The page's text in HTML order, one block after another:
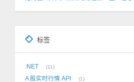
标签
.NET 11
A 股实时行情 API 1